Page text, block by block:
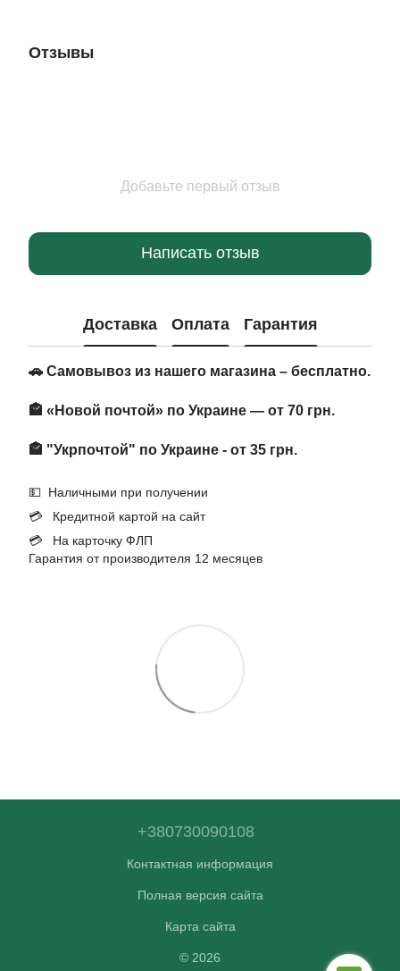
Отзывы
Добавьте первый отзыв
Написать отзыв
Доставка Оплата Гарантия
🚗 Самовывоз из нашего магазина – бесплатно.
🏤 «Новой почтой» по Украине — от 70 грн.
🏤 "Укрпочтой" по Украине - от 35 грн.
💵 Наличными при получении
💳 Кредитной картой на сайт
💳 На карточку ФЛП
Гарантия от производителя 12 месяцев
+380730090108
Контактная информация
Полная версия сайта
Карта сайта
© 2026